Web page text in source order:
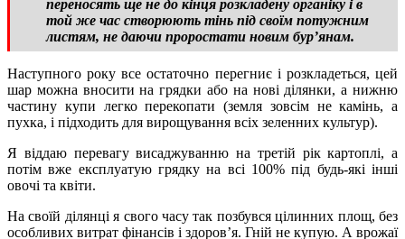
переносять ще не до кінця розкладену органіку і в
той же час створюють тінь під своїм потужним
листям, не даючи проростати новим бур’янам.
Наступного року все остаточно перегниє і розкладеться, цей
шар можна вносити на грядки або на нові ділянки, а нижню
частину купи легко перекопати (земля зовсім не камінь, а
пухка, і підходить для вирощування всіх зеленних культур).
Я віддаю перевагу висаджуванню на третій рік картоплі, а
потім вже експлуатую грядку на всі 100% під будь-які інші
овочі та квіти.
На своїй ділянці я свого часу так позбувся цілинних площ, без
особливих витрат фінансів і здоров’я. Гній не купую. А врожаї